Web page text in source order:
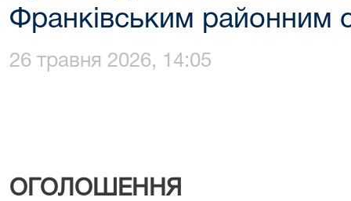
Франківським районним
26 травня 2026, 14:05
ОГОЛОШЕННЯ